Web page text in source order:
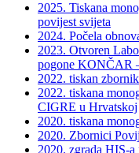
2025. Tiskana
povijest svijeta
2024. Počela
2023. Otvoren
pogone KONČAR
2022. tiskan
2022. tiskana
CIGRE u Hrvatskoj
2020. tiskana
2020. Zbornici
2020. zgrada HIS-